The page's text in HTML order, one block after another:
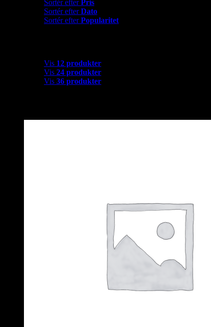
Sortér efter Pris
Sortér efterDato
Sortér efterPopularitet
Vis 12 produkter
Vis 24 produkter
Vis 36 produkter